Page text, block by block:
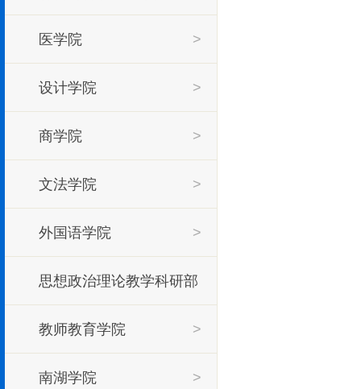
医学院 >
设计学院 >
商学院 >
文法学院 >
外国语学院 >
思想政治理论教学科研部
>
教师教育学院 >
南湖学院 >